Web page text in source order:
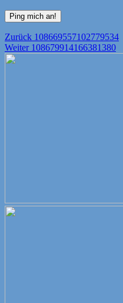
Beitragsnavigation
Zurück Vorheriger
Beitrag:
108669557102779534
Weiter Nächster
108679914166381380